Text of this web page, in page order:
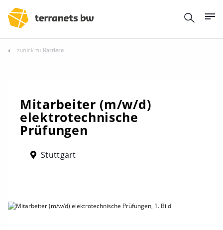
zurück zu Karriere
Mitarbeiter (m/w/d)
elektrotechnische
Prüfungen
Stuttgart